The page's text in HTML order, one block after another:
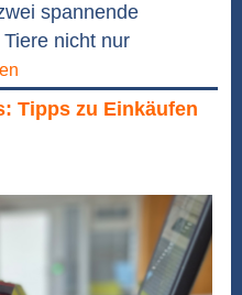
spannende
nicht nur
Tipps zu Einkäufen